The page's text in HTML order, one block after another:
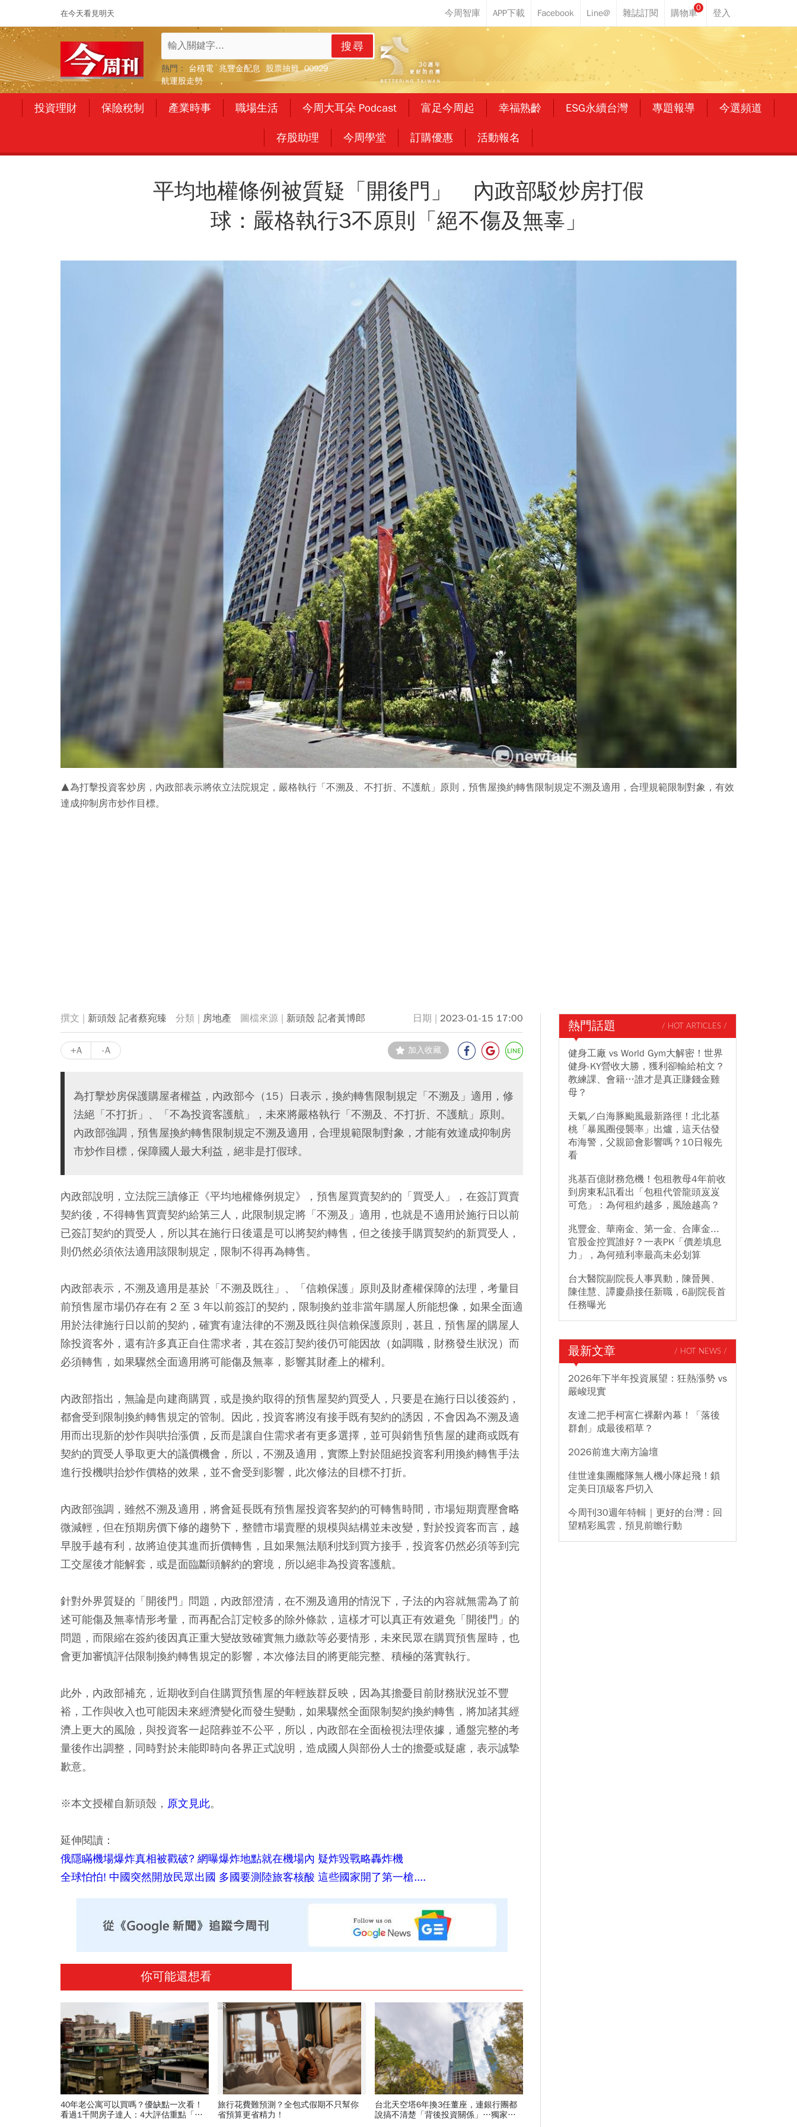
在今天看見明天
0
搜尋
熱門： 台積電 兆豐金配息 股票抽籤 00929
航運股走勢
投資理財 保險稅制 產業時事 職場生活 今周大耳朵 Podcast 富足今周起 幸福熟齡 ESG永續台灣 專題報導 今選頻道
存股助理 今周學堂 訂購優惠 活動報名
平均地權條例被質疑「開後門」 內政部駁炒房打假
球：嚴格執行3不原則「絕不傷及無辜」
▲為打擊投資客炒房，內政部表示將依立法院規定，嚴格執行「不溯及、不打折、不護航」原則，預售屋換約轉售限制規定不溯及適用，合理規範限制對象，有效
達成抑制房市炒作目標。
新頭殼 記者蔡宛臻 房地產 新頭殼 記者黃博郎 2023-01-15 17:00
+A -A 加入收藏
為打擊炒房保護購屋者權益，內政部今（15）日表示，換約轉售限制規定「不溯及」適用，修
法絕「不打折」、「不為投資客護航」，未來將嚴格執行「不溯及、不打折、不護航」原則。
內政部強調，預售屋換約轉售限制規定不溯及適用，合理規範限制對象，才能有效達成抑制房
市炒作目標，保障國人最大利益，絕非是打假球。
內政部說明，立法院三讀修正《平均地權條例規定》，預售屋買賣契約的「買受人」，在簽訂買賣
契約後，不得轉售買賣契約給第三人，此限制規定將「不溯及」適用，也就是不適用於施行日以前
已簽訂契約的買受人，所以其在施行日後還是可以將契約轉售，但之後接手購買契約的新買受人，
則仍然必須依法適用該限制規定，限制不得再為轉售。
內政部表示，不溯及適用是基於「不溯及既往」、「信賴保護」原則及財產權保障的法理，考量目
前預售屋市場仍存在有 2 至 3 年以前簽訂的契約，限制換約並非當年購屋人所能想像，如果全面適
用於法律施行日以前的契約，確實有違法律的不溯及既往與信賴保護原則，甚且，預售屋的購屋人
除投資客外，還有許多真正自住需求者，其在簽訂契約後仍可能因故（如調職，財務發生狀況）而
必須轉售，如果驟然全面適用將可能傷及無辜，影響其財產上的權利。
內政部指出，無論是向建商購買，或是換約取得的預售屋契約買受人，只要是在施行日以後簽約，
都會受到限制換約轉售規定的管制。因此，投資客將沒有接手既有契約的誘因，不會因為不溯及適
用而出現新的炒作與哄抬漲價，反而是讓自住需求者有更多選擇，並可與銷售預售屋的建商或既有
契約的買受人爭取更大的議價機會，所以，不溯及適用，實際上對於阻絕投資客利用換約轉售手法
進行投機哄抬炒作價格的效果，並不會受到影響，此次修法的目標不打折。
內政部強調，雖然不溯及適用，將會延長既有預售屋投資客契約的可轉售時間，市場短期賣壓會略
微減輕，但在預期房價下修的趨勢下，整體市場賣壓的規模與結構並未改變，對於投資客而言，越
早脫手越有利，故將迫使其進而折價轉售，且如果無法順利找到買方接手，投資客仍然必須等到完
工交屋後才能解套，或是面臨斷頭解約的窘境，所以絕非為投資客護航。
針對外界質疑的「開後門」問題，內政部澄清，在不溯及適用的情況下，子法的內容就無需為了前
述可能傷及無辜情形考量，而再配合訂定較多的除外條款，這樣才可以真正有效避免「開後門」的
問題，而限縮在簽約後因真正重大變故致確實無力繳款等必要情形，未來民眾在購買預售屋時，也
會更加審慎評估限制換約轉售規定的影響，本次修法目的將更能完整、積極的落實執行。
此外，內政部補充，近期收到自住購買預售屋的年輕族群反映，因為其擔憂目前財務狀況並不豐
裕，工作與收入也可能因未來經濟變化而發生變動，如果驟然全面限制契約換約轉售，將加諸其經
濟上更大的風險，與投資客一起陪葬並不公平，所以，內政部在全面檢視法理依據，通盤完整的考
量後作出調整，同時對於未能即時向各界正式說明，造成國人與部份人士的擔憂或疑慮，表示誠摯
歉意。
※本文授權自新頭殼， 原文見此。
延伸閱讀：
俄隱瞞機場爆炸真相被戳破? 網曝爆炸地點就在機場內 疑炸毀戰略轟炸機
全球怕怕! 中國突然開放民眾出國 多國要測陸旅客核酸 這些國家開了第一槍....
你可能還想看
40年老公寓可以買嗎？優缺點一次看！
看過1千間房子達人：4大評估重點「不
旅行花費難預測？全包式假期不只幫你
省預算更省精力！
PR
台北天空塔6年換3任董座，連銀行團都
說搞不清楚「背後投資關係」…獨家起
熱門話題 / HOT ARTICLES /
健身工廠 vs World Gym大解密！世界
健身-KY營收大勝，獲利卻輸給柏文？
教練課、會籍…誰才是真正賺錢金雞
母？
天氣／白海豚颱風最新路徑！北北基
桃「暴風圈侵襲率」出爐，這天估發
布海警，父親節會影響嗎？10日報先
看
兆基百億財務危機！包租教母4年前收
到房東私訊看出「包租代管龍頭岌岌
可危」：為何租約越多，風險越高？
兆豐金、華南金、第一金、合庫金...
官股金控買誰好？一表PK「價差填息
力」，為何殖利率最高未必划算
台大醫院副院長人事異動，陳晉興、
陳佳慧、譚慶鼎接任新職，6副院長首
任務曝光
最新文章 / HOT NEWS /
2026年下半年投資展望：狂熱漲勢 vs
嚴峻現實
友達二把手柯富仁裸辭內幕！「落後
群創」成最後稻草？
2026前進大南方論壇
佳世達集團艦隊無人機小隊起飛！鎖
定美日頂級客戶切入
今周刊30週年特輯｜更好的台灣：回
望精彩風雲，預見前瞻行動